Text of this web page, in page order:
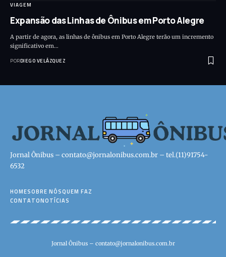
VIAGEM
Expansão das Linhas de Ônibus em Porto Alegre
A partir de agora, as linhas de ônibus em Porto Alegre terão um incremento
significativo em…
PORDIEGO VELÁZQUEZ
Jornal Ônibus – contato@jornalonibus.com.br – tel.(11)91754-
6532
HOMESOBRE NÓSQUEM FAZ
CONTATONOTÍCIAS
Jornal Ônibus – contato@jornalonibus.com.br